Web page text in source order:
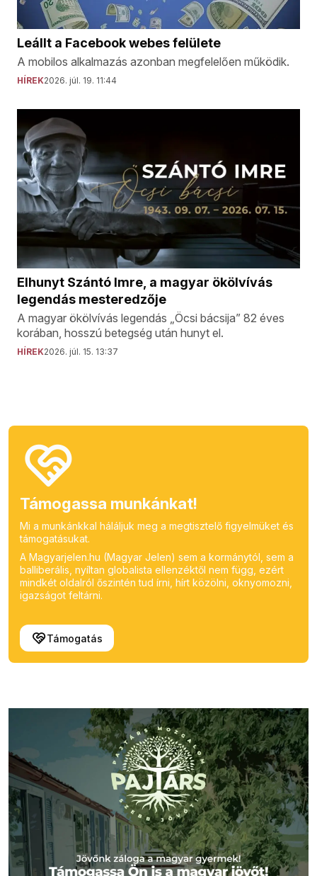
Leállt a Facebook webes felülete
A mobilos alkalmazás azonban megfelelően működik.
HÍREK2026. júl. 19. 11:44
Elhunyt Szántó Imre, a magyar ökölvívás
legendás mesteredzője
A magyar ökölvívás legendás „Öcsi bácsija” 82 éves
korában, hosszú betegség után hunyt el.
HÍREK2026. júl. 15. 13:37
Támogassa munkánkat!
Mi a munkánkkal háláljuk meg a megtisztelő figyelmüket és
támogatásukat.
A Magyarjelen.hu (Magyar Jelen) sem a kormánytól, sem a
balliberális, nyíltan globalista ellenzéktől nem függ, ezért
mindkét oldalról őszintén tud írni, hírt közölni, oknyomozni,
igazságot feltárni.
Támogatás